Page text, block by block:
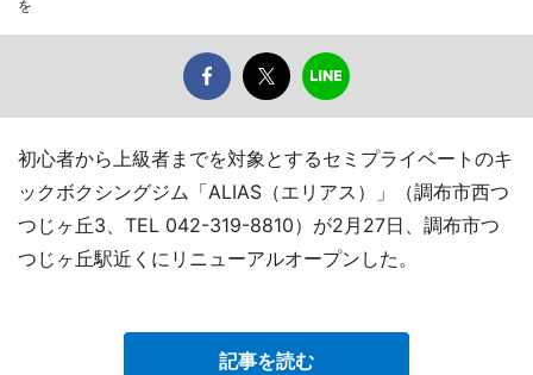
を
初心者から上級者までを対象とするセミプライベートのキ
ックボクシングジム「ALIAS（エリアス）」（調布市西つ
つじヶ丘3、TEL 042-319-8810）が2月27日、調布市つ
つじヶ丘駅近くにリニューアルオープンした。
記事を読む